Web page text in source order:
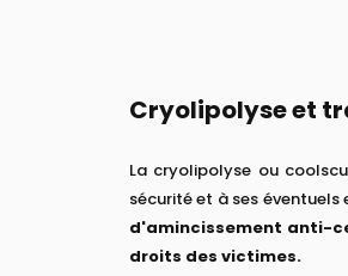
Cryolipolyse et
La cryolipolyse ou
sécurité et à ses
d'amincissement anti-
droits des victimes.